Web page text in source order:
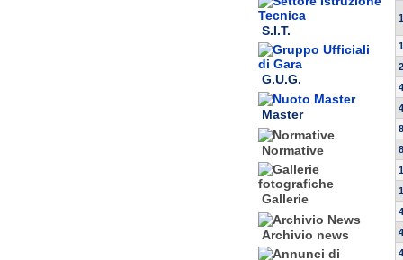
S.I.T.
G.U.G.
Master
Normative
Gallerie
Archivio news